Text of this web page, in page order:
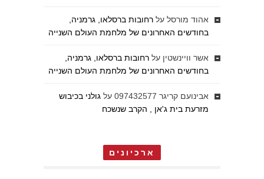
אהוד מורסל על רחובות ברסלאו, גרמניה,
בחודשים האחרונים של מלחמת העולם השנייה
אשר וויינשטין על רחובות ברסלאו, גרמניה,
בחודשים האחרונים של מלחמת העולם השנייה
אבינועם קריגר 097432577 על גולני בכיבוש
מזרעת בית ג'אן , הקרב שנשכח
ארכיונים